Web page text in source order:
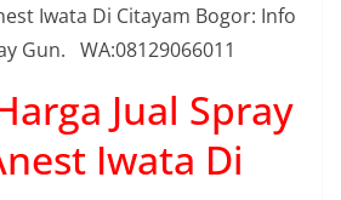
Iwata Di Citayam Bogor: Info
Gun. WA:08129066011
Jual Spray
Iwata Di